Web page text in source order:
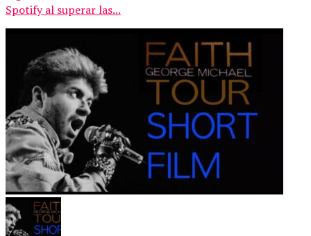
Spotify al superar las...